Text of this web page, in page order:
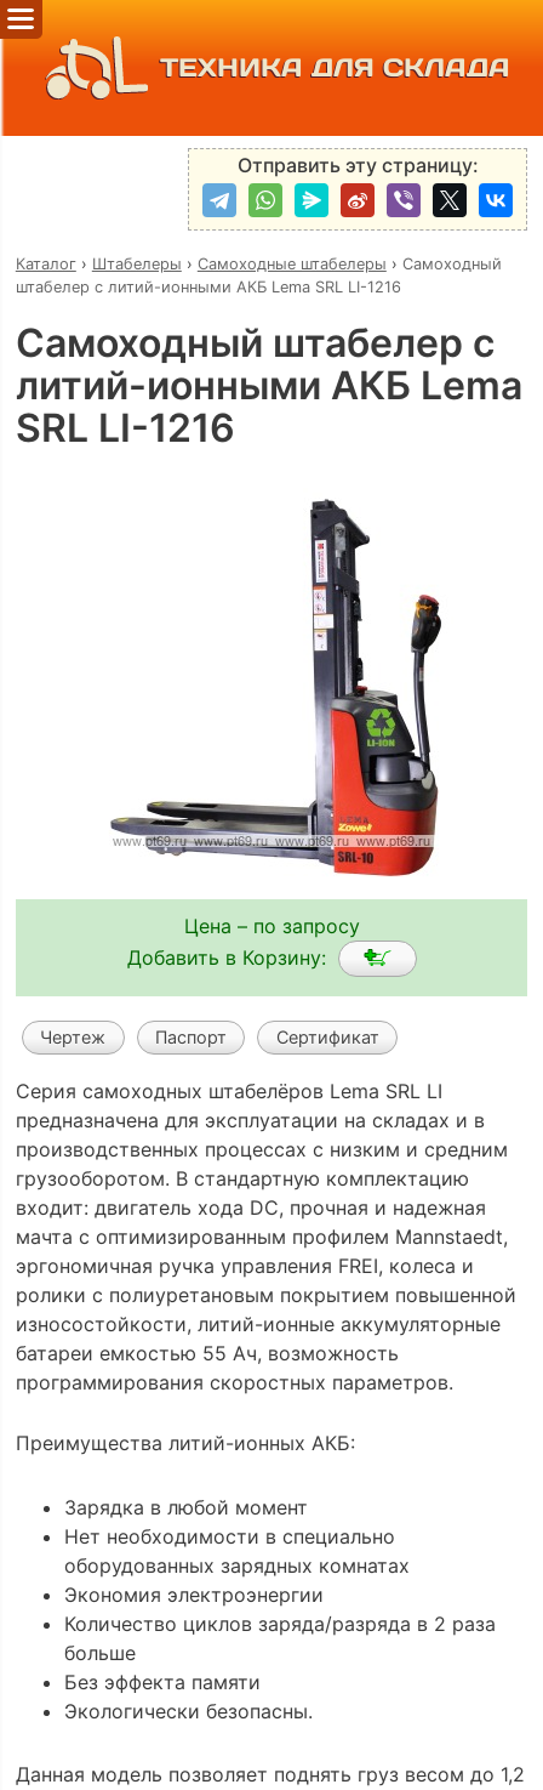
ТЕХНИКА ДЛЯ СКЛАДА
Отправить эту страницу:
Каталог› Штабелеры › Самоходные штабелеры › Самоходный
штабелер с литий-ионными АКБ Lema SRL LI-1216
Самоходный штабелер с
литий-ионными АКБ Lema
SRL LI-1216
Цена – по запросу
Добавить в Корзину:
Чертеж Паспорт Сертификат
Серия самоходных штабелёров Lema SRL LI
предназначена для эксплуатации на складах и в
производственных процессах с низким и средним
грузооборотом. В стандартную комплектацию
входит: двигатель хода DC, прочная и надежная
мачта с оптимизированным профилем Mannstaedt,
эргономичная ручка управления FREI, колеса и
ролики с полиуретановым покрытием повышенной
износостойкости, литий-ионные аккумуляторные
батареи емкостью 55 Ач, возможность
программирования скоростных параметров.
Преимущества литий-ионных АКБ:
Зарядка в любой момент
Нет необходимости в специально
оборудованных зарядных комнатах
Экономия электроэнергии
Количество циклов заряда/разряда в 2 раза
больше
Без эффекта памяти
Экологически безопасны.
Данная модель позволяет поднять груз весом до 1,2